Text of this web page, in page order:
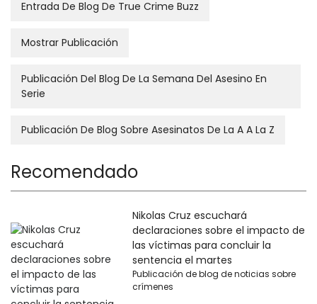
Entrada De Blog De True Crime Buzz
Mostrar Publicación
Publicación Del Blog De La Semana Del Asesino En
Serie
Publicación De Blog Sobre Asesinatos De La A A La Z
Recomendado
Nikolas Cruz escuchará
declaraciones sobre el impacto de
las víctimas para concluir la
sentencia el martes
Publicación de blog de noticias sobre
crímenes